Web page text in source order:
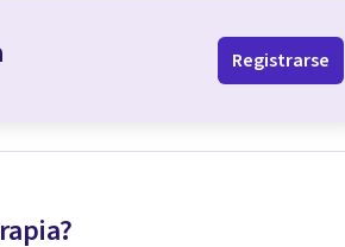
Registrarse